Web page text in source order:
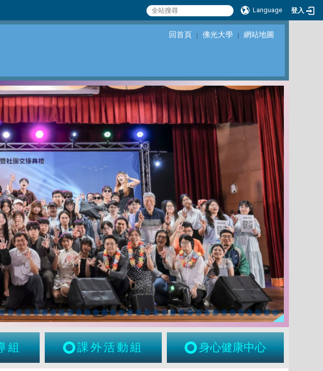
Language 登入
回首頁 ｜ 佛光大學 ｜ 網站地圖
組 課外活動組 身心健康中心